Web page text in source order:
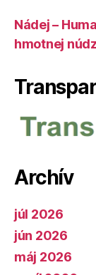
Nádej –
hmotnej
Archív
júl 2026
jún 2026
máj 2026